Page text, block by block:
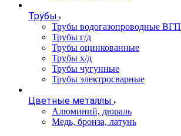
Трубы
Трубы водогазопроводные ВГП
Трубы г/д
Трубы оцинкованные
Трубы х/д
Трубы чугунные
Трубы электросварные
Цветные металлы
Алюминий, дюраль
Медь, бронза, латунь